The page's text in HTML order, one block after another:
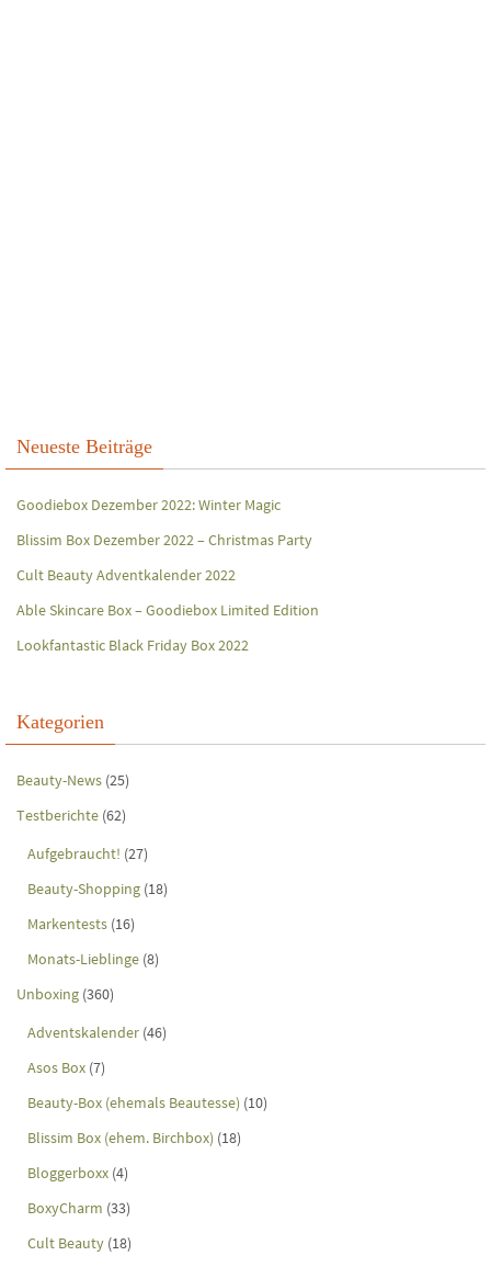
Neueste Beiträge
Goodiebox Dezember 2022: Winter Magic
Blissim Box Dezember 2022 – Christmas Party
Cult Beauty Adventkalender 2022
Able Skincare Box – Goodiebox Limited Edition
Lookfantastic Black Friday Box 2022
Kategorien
Beauty-News (25)
Testberichte (62)
Aufgebraucht! (27)
Beauty-Shopping (18)
Markentests (16)
Monats-Lieblinge (8)
Unboxing (360)
Adventskalender (46)
Asos Box (7)
Beauty-Box (ehemals Beautesse) (10)
Blissim Box (ehem. Birchbox) (18)
Bloggerboxx (4)
BoxyCharm (33)
Cult Beauty (18)